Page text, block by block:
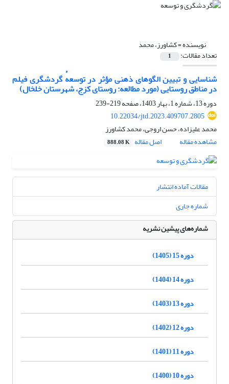
نویسنده =کشاورز، محمد
تعداد مقالات: 1
شناسایی و تبیین الگوهای ذهنی مؤثر در توسعهٔ گردشگری فیلم
در مناطق روستایی (مورد مطالعه: روستای کزج، شهرستان خلخال)
دوره 13، شماره 1، بهار 1403، صفحه
219-239
10.22034/jtd.2023.409707.2805
محمد علیزاده، حسن اروجی، محمد کشاورز
مشاهده مقاله
اصل مقاله 888.08 K
مقالات آماده انتشار
شماره جاری
شماره‌های پیشین نشریه
دوره 15 (1405)
دوره 14 (1404)
دوره 13 (1403)
دوره 12 (1402)
دوره 11 (1401)
دوره 10 (1400)